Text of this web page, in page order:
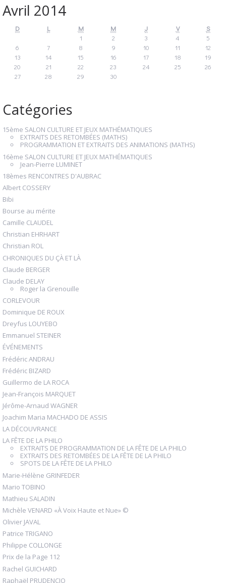
Avril 2014
D L M M J V
S
1
2 3 4
5
6
7 8 9 10 11
12
13
14 15 16 17 18
19
20
21 22 23 24 25
26
27
28 29 30
Catégories
15ème SALON CULTURE ET JEUX MATHÉMATIQUES
EXTRAITS DES RETOMBÉES (MATHS)
PROGRAMMATION ET EXTRAITS DES ANIMATIONS (MATHS)
16ème SALON CULTURE ET JEUX MATHÉMATIQUES
Jean-Pierre LUMINET
18èmes RENCONTRES D'AUBRAC
Albert COSSERY
Bibi
Bourse au mérite
Camille CLAUDEL
Christian EHRHART
Christian ROL
CHRONIQUES DU ÇÀ ET LÀ
Claude BERGER
Claude DELAY
Roger la Grenouille
CORLEVOUR
Dominique DE ROUX
Dreyfus LOUYEBO
Emmanuel STEINER
ÉVÉNEMENTS
Frédéric ANDRAU
Frédéric BIZARD
Guillermo de LA ROCA
Jean-François MARQUET
Jérôme-Arnaud WAGNER
Joachim Maria MACHADO DE ASSIS
LA DÉCOUVRANCE
LA FÊTE DE LA PHILO
EXTRAITS DE PROGRAMMATION DE LA FÊTE DE LA PHILO
EXTRAITS DES RETOMBÉES DE LA FÊTE DE LA PHILO
SPOTS DE LA FÊTE DE LA PHILO
Marie-Hélène GRINFEDER
Mario TOBINO
Mathieu SALADIN
Michèle VENARD «À Voix Haute et Nue» ©
Olivier JAVAL
Patrice TRIGANO
Philippe COLLONGE
Prix de la Page 112
Rachel GUICHARD
Raphaël PRUDENCIO